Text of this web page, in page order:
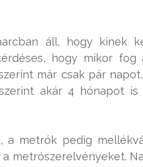
áll, hogy kinek
hogy mikor fog
már csak pár
akár 4 hónapot is
a metrók pedig
metrószerelvényeket.